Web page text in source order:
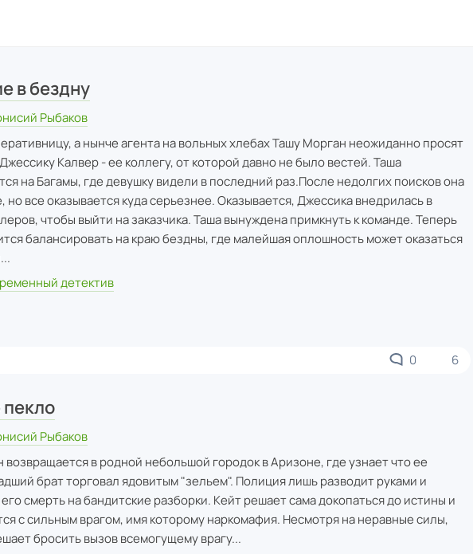
в бездну
Рыбаков
а нынче агента на вольных хлебах Ташу Морган неожиданно просят
Калвер - ее коллегу, от которой давно не было вестей. Таша
на Багамы, где девушку видели в последний раз.После недолгих поисков она
но все оказывается куда серьезнее. Оказывается, Джессика внедрилась в
чтобы выйти на заказчика. Таша вынуждена примкнуть к команде. Теперь
балансировать на краю бездны, где малейшая оплошность может оказаться
детектив
0 6
Рыбаков
возвращается в родной небольшой городок в Аризоне, где узнает что ее
брат торговал ядовитым "зельем". Полиция лишь разводит руками и
смерть на бандитские разборки. Кейт решает сама докопаться до истины и
с сильным врагом, имя которому наркомафия. Несмотря на неравные силы,
бросить вызов всемогущему врагу...